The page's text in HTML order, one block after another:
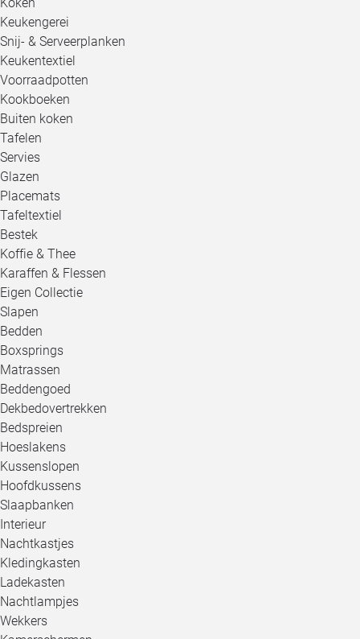
Keukengerei
Snij- & Serveerplanken
Keukentextiel
Voorraadpotten
Kookboeken
Buiten koken
Tafelen
Servies
Glazen
Placemats
Tafeltextiel
Bestek
Koffie & Thee
Karaffen & Flessen
Eigen Collectie
Slapen
Bedden
Boxsprings
Matrassen
Beddengoed
Dekbedovertrekken
Bedspreien
Hoeslakens
Kussenslopen
Hoofdkussens
Slaapbanken
Interieur
Nachtkastjes
Kledingkasten
Ladekasten
Nachtlampjes
Wekkers